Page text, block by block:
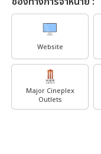
Website
Major Cineplex
Outlets